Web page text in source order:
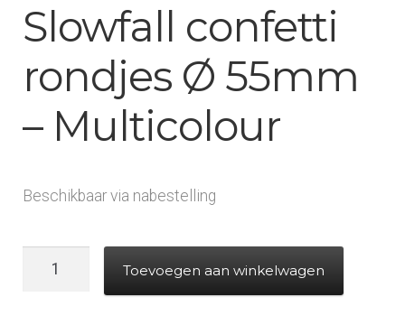
Slowfall confetti
rondjes Ø 55mm
– Multicolour
Beschikbaar via nabestelling
Toevoegen aan winkelwagen